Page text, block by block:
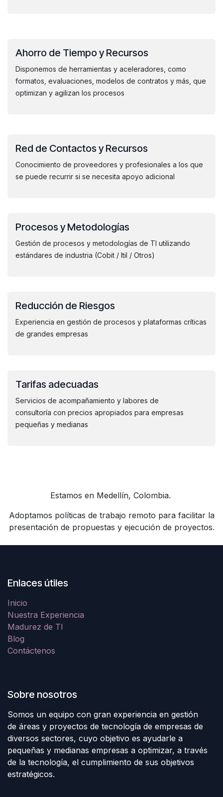
Ahorro de Tiempo y Recursos
Disponemos de herramientas y aceleradores, como
formatos, evaluaciones, modelos de contratos y más, que
optimizan y agilizan los procesos
Red de Contactos y Recursos
Conocimiento de proveedores y profesionales a los que
se puede recurrir si se necesita apoyo adicional
Procesos y Metodologías
Gestión de procesos y metodologías de TI utilizando
estándares de industria (Cobit / Itil / Otros)
Reducción de Riesgos
Experiencia en gestión de procesos y plataformas críticas
de grandes empresas
Tarifas adecuadas
Servicios de acompañamiento y labores de
consultoría con precios apropiados para empresas
pequeñas y medianas
Estamos en Medellín, Colombia.
Adoptamos políticas de trabajo remoto para facilitar la
presentación de propuestas y ejecución de proyectos.
Enlaces útiles
Inicio
Nuestra Experiencia
Madurez de TI
Blog
Contáctenos
Sobre nosotros
Somos un equipo con gran experiencia en gestión
de áreas y proyectos de tecnología de empresas de
diversos sectores, cuyo objetivo es ayudarle a
pequeñas y medianas empresas a optimizar, a través
de la tecnología, el cumplimiento de sus objetivos
estratégicos.